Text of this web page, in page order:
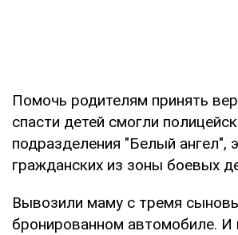
Помочь родителям принять
спасти детей смогли
подразделения "Белый ангел",
гражданских из зоны боевых
Вывозили маму с тремя
бронированном автомобиле. И